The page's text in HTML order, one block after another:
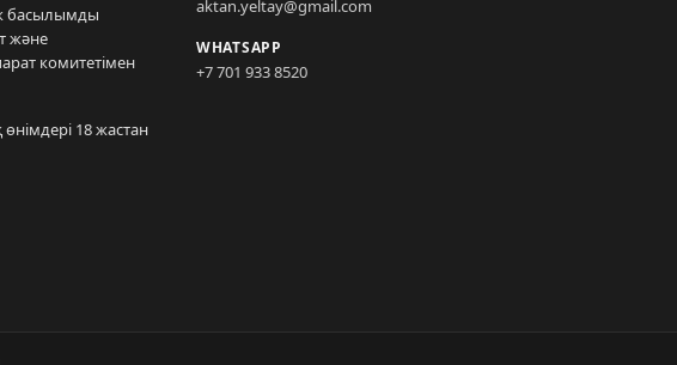
басылымды
және
комитетімен
18 жастан
aktan.yeltay@gmail.com
WHATSAPP
+7 701 933 8520